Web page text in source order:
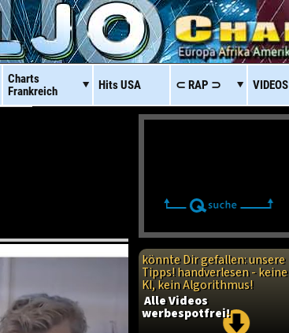
Charts
Frankreich
HitsUSA ⊂ RAP ⊃ VIDEOS
könnte Dir gefallen: unsere
Tipps! handverlesen - keine
KI, kein Algorithmus!
Alle Videos
werbespotfrei!